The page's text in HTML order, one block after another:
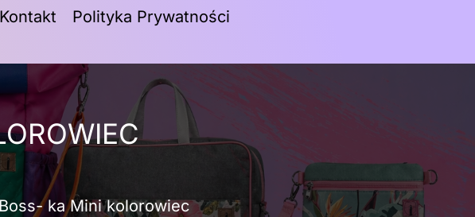
Kontakt
Polityka Prywatności
ka Mini kolorowiec